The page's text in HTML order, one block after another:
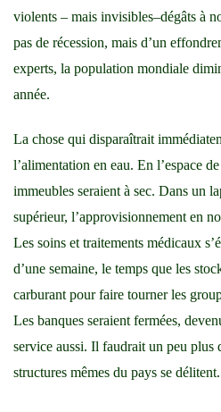
violents – mais invisibles–dégâts à
pas de récession, mais d’un
experts, la population mondiale
année.
La chose qui disparaîtrait
l’alimentation en eau. En l’espace
immeubles seraient à sec. Dans un
supérieur, l’approvisionnement en
Les soins et traitements médicaux
d’une semaine, le temps que les
carburant pour faire tourner les
Les banques seraient fermées,
service aussi. Il faudrait un peu plus
structures mêmes du pays se délitent.